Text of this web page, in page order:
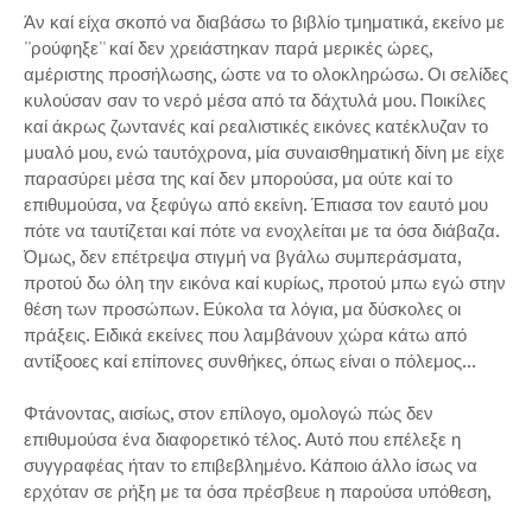
Άν καί είχα σκοπό να διαβάσω το βιβλίο τμηματικά, εκείνο με
''ρούφηξε'' καί δεν χρειάστηκαν παρά μερικές ώρες,
αμέριστης προσήλωσης, ώστε να το ολοκληρώσω. Οι σελίδες
κυλούσαν σαν το νερό μέσα από τα δάχτυλά μου. Ποικίλες
καί άκρως ζωντανές καί ρεαλιστικές εικόνες κατέκλυζαν το
μυαλό μου, ενώ ταυτόχρονα, μία συναισθηματική δίνη με είχε
παρασύρει μέσα της καί δεν μπορούσα, μα ούτε καί το
επιθυμούσα, να ξεφύγω από εκείνη. Έπιασα τον εαυτό μου
πότε να ταυτίζεται καί πότε να ενοχλείται με τα όσα διάβαζα.
Όμως, δεν επέτρεψα στιγμή να βγάλω συμπεράσματα,
προτού δω όλη την εικόνα καί κυρίως, προτού μπω εγώ στην
θέση των προσώπων. Εύκολα τα λόγια, μα δύσκολες οι
πράξεις. Ειδικά εκείνες που λαμβάνουν χώρα κάτω από
αντίξοοες καί επίπονες συνθήκες, όπως είναι ο πόλεμος...
Φτάνοντας, αισίως, στον επίλογο, ομολογώ πώς δεν
επιθυμούσα ένα διαφορετικό τέλος. Αυτό που επέλεξε η
συγγραφέας ήταν το επιβεβλημένο. Κάποιο άλλο ίσως να
ερχόταν σε ρήξη με τα όσα πρέσβευε η παρούσα υπόθεση,